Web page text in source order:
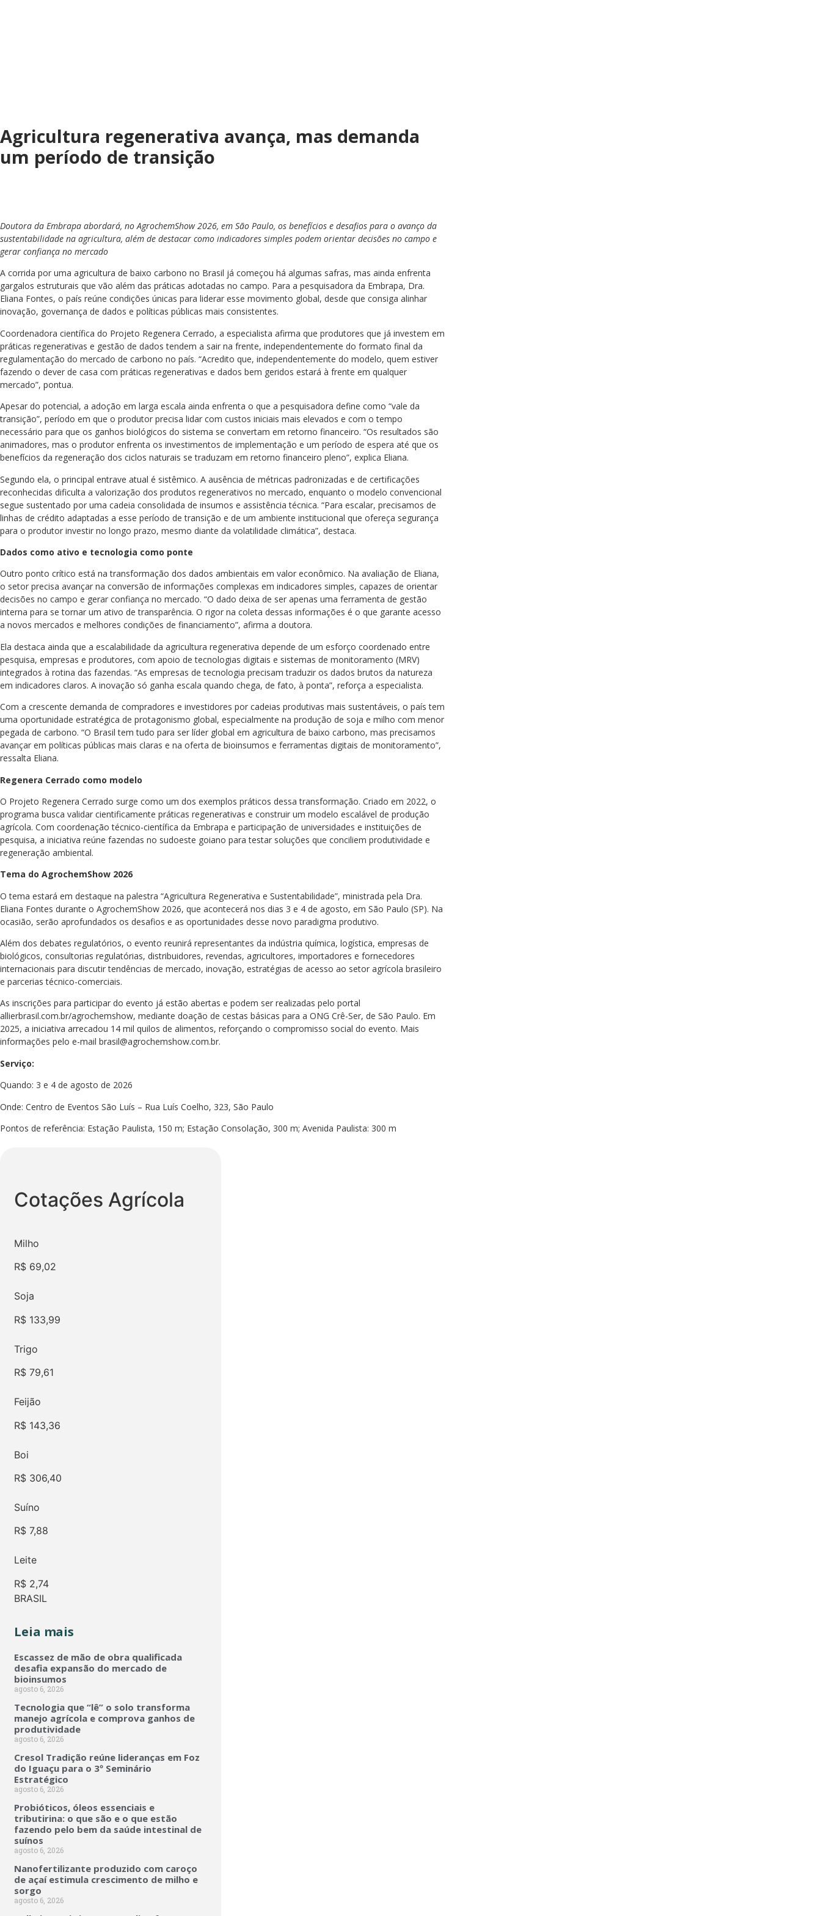
Agricultura regenerativa avança, mas demanda
um período de transição
Doutora da Embrapa abordará, no AgrochemShow 2026, em São Paulo, os benefícios e desafios para o avanço da
sustentabilidade na agricultura, além de destacar como indicadores simples podem orientar decisões no campo e
gerar confiança no mercado
A corrida por uma agricultura de baixo carbono no Brasil já começou há algumas safras, mas ainda enfrenta
gargalos estruturais que vão além das práticas adotadas no campo. Para a pesquisadora da Embrapa, Dra.
Eliana Fontes, o país reúne condições únicas para liderar esse movimento global, desde que consiga alinhar
inovação, governança de dados e políticas públicas mais consistentes.
Coordenadora científica do Projeto Regenera Cerrado, a especialista afirma que produtores que já investem em
práticas regenerativas e gestão de dados tendem a sair na frente, independentemente do formato final da
regulamentação do mercado de carbono no país. “Acredito que, independentemente do modelo, quem estiver
fazendo o dever de casa com práticas regenerativas e dados bem geridos estará à frente em qualquer
mercado”, pontua.
Apesar do potencial, a adoção em larga escala ainda enfrenta o que a pesquisadora define como “vale da
transição”, período em que o produtor precisa lidar com custos iniciais mais elevados e com o tempo
necessário para que os ganhos biológicos do sistema se convertam em retorno financeiro. “Os resultados são
animadores, mas o produtor enfrenta os investimentos de implementação e um período de espera até que os
benefícios da regeneração dos ciclos naturais se traduzam em retorno financeiro pleno”, explica Eliana.
Segundo ela, o principal entrave atual é sistêmico. A ausência de métricas padronizadas e de certificações
reconhecidas dificulta a valorização dos produtos regenerativos no mercado, enquanto o modelo convencional
segue sustentado por uma cadeia consolidada de insumos e assistência técnica. “Para escalar, precisamos de
linhas de crédito adaptadas a esse período de transição e de um ambiente institucional que ofereça segurança
para o produtor investir no longo prazo, mesmo diante da volatilidade climática”, destaca.
Dados como ativo e tecnologia como ponte
Outro ponto crítico está na transformação dos dados ambientais em valor econômico. Na avaliação de Eliana,
o setor precisa avançar na conversão de informações complexas em indicadores simples, capazes de orientar
decisões no campo e gerar confiança no mercado. “O dado deixa de ser apenas uma ferramenta de gestão
interna para se tornar um ativo de transparência. O rigor na coleta dessas informações é o que garante acesso
a novos mercados e melhores condições de financiamento”, afirma a doutora.
Ela destaca ainda que a escalabilidade da agricultura regenerativa depende de um esforço coordenado entre
pesquisa, empresas e produtores, com apoio de tecnologias digitais e sistemas de monitoramento (MRV)
integrados à rotina das fazendas. “As empresas de tecnologia precisam traduzir os dados brutos da natureza
em indicadores claros. A inovação só ganha escala quando chega, de fato, à ponta”, reforça a especialista.
Com a crescente demanda de compradores e investidores por cadeias produtivas mais sustentáveis, o país tem
uma oportunidade estratégica de protagonismo global, especialmente na produção de soja e milho com menor
pegada de carbono. “O Brasil tem tudo para ser líder global em agricultura de baixo carbono, mas precisamos
avançar em políticas públicas mais claras e na oferta de bioinsumos e ferramentas digitais de monitoramento”,
ressalta Eliana.
Regenera Cerrado como modelo
O Projeto Regenera Cerrado surge como um dos exemplos práticos dessa transformação. Criado em 2022, o
programa busca validar cientificamente práticas regenerativas e construir um modelo escalável de produção
agrícola. Com coordenação técnico-científica da Embrapa e participação de universidades e instituições de
pesquisa, a iniciativa reúne fazendas no sudoeste goiano para testar soluções que conciliem produtividade e
regeneração ambiental.
Tema do AgrochemShow 2026
O tema estará em destaque na palestra “Agricultura Regenerativa e Sustentabilidade”, ministrada pela Dra.
Eliana Fontes durante o AgrochemShow 2026, que acontecerá nos dias 3 e 4 de agosto, em São Paulo (SP). Na
ocasião, serão aprofundados os desafios e as oportunidades desse novo paradigma produtivo.
Além dos debates regulatórios, o evento reunirá representantes da indústria química, logística, empresas de
biológicos, consultorias regulatórias, distribuidores, revendas, agricultores, importadores e fornecedores
internacionais para discutir tendências de mercado, inovação, estratégias de acesso ao setor agrícola brasileiro
e parcerias técnico-comerciais.
As inscrições para participar do evento já estão abertas e podem ser realizadas pelo portal
allierbrasil.com.br/agrochemshow, mediante doação de cestas básicas para a ONG Crê-Ser, de São Paulo. Em
2025, a iniciativa arrecadou 14 mil quilos de alimentos, reforçando o compromisso social do evento. Mais
informações pelo e-mail brasil@agrochemshow.com.br.
Serviço:
Quando: 3 e 4 de agosto de 2026
Onde: Centro de Eventos São Luís – Rua Luís Coelho, 323, São Paulo
Pontos de referência: Estação Paulista, 150 m; Estação Consolação, 300 m; Avenida Paulista: 300 m
Cotações Agrícola
Milho
R$ 69,02
Soja
R$ 133,99
Trigo
R$ 79,61
Feijão
R$ 143,36
Boi
R$ 306,40
Suíno
R$ 7,88
Leite
R$ 2,74
BRASIL
Leia mais
Escassez de mão de obra qualificada
desafia expansão do mercado de
bioinsumos
agosto 6, 2026
Tecnologia que “lê” o solo transforma
manejo agrícola e comprova ganhos de
produtividade
agosto 6, 2026
Cresol Tradição reúne lideranças em Foz
do Iguaçu para o 3º Seminário
Estratégico
agosto 6, 2026
Probióticos, óleos essenciais e
tributirina: o que são e o que estão
fazendo pelo bem da saúde intestinal de
suínos
agosto 6, 2026
Nanofertilizante produzido com caroço
de açaí estimula crescimento de milho e
sorgo
agosto 6, 2026